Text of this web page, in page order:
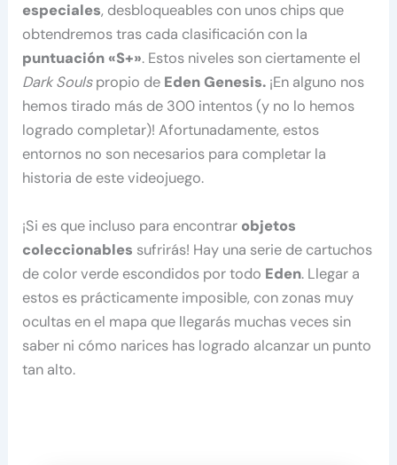
especiales, desbloqueables con unos chips que
obtendremos tras cada clasificación con la
puntuación «S+». Estos niveles son ciertamente el
Dark Soulspropio de Eden Genesis. ¡En alguno nos
hemos tirado más de 300 intentos (y no lo hemos
logrado completar)! Afortunadamente, estos
entornos no son necesarios para completar la
historia de este videojuego.
¡Si es que incluso para encontrar objetos
coleccionables sufrirás! Hay una serie de cartuchos
de color verde escondidos por todo Eden. Llegar a
estos es prácticamente imposible, con zonas muy
ocultas en el mapa que llegarás muchas veces sin
saber ni cómo narices has logrado alcanzar un punto
tan alto.